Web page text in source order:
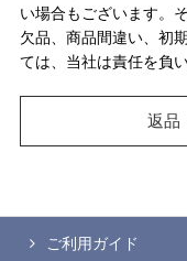
い場合もございます。
欠品、商品間違い、初
ては、当社は責任を負い
返品
ご利用ガイド